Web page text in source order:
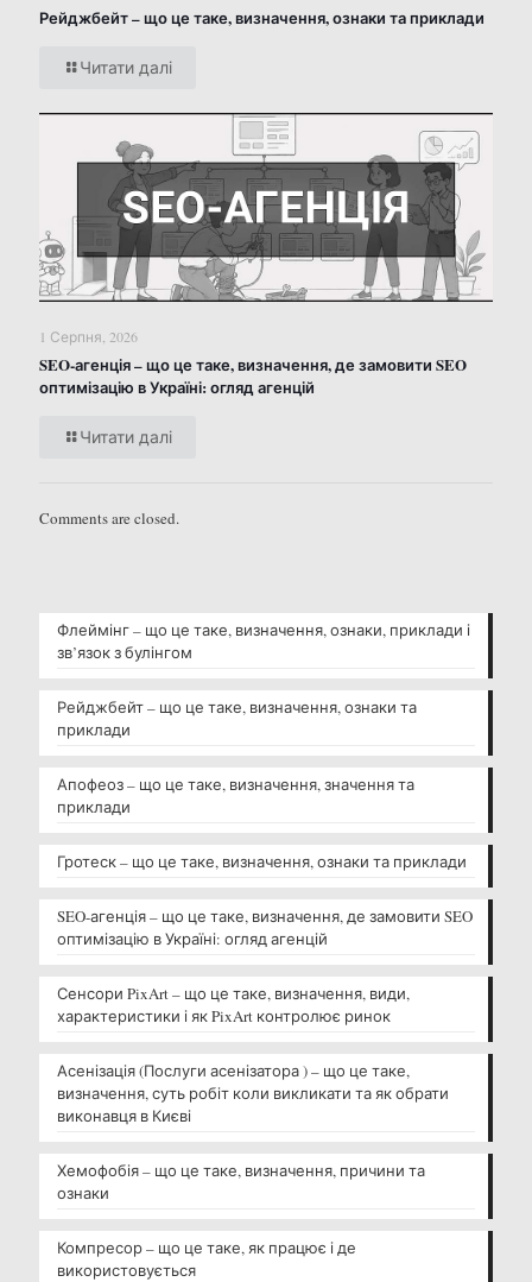
Рейджбейт – що це таке, визначення, ознаки та приклади
Читати далі
1 Серпня, 2026
SEO-агенція – що це таке, визначення, де замовити SEO
оптимізацію в Україні: огляд агенцій
Читати далі
Comments are closed.
Флеймінг – що це таке, визначення, ознаки, приклади і
зв’язок з булінгом
Рейджбейт – що це таке, визначення, ознаки та
приклади
Апофеоз – що це таке, визначення, значення та
приклади
Гротеск – що це таке, визначення, ознаки та приклади
SEO-агенція – що це таке, визначення, де замовити SEO
оптимізацію в Україні: огляд агенцій
Сенсори PixArt – що це таке, визначення, види,
характеристики і як PixArt контролює ринок
Асенізація (Послуги асенізатора ) – що це таке,
визначення, суть робіт коли викликати та як обрати
виконавця в Києві
Хемофобія – що це таке, визначення, причини та
ознаки
Компресор – що це таке, як працює і де
використовується